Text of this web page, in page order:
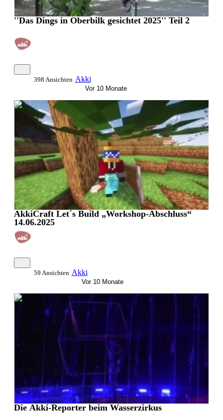
''Das Dings in Oberbilk gesichtet 2025'' Teil 2
398 Ansichten Akki
Vor 10 Monate
0:03:58
AkkiCraft Let´s Build „Workshop-Abschluss“
14.06.2025
59 Ansichten Akki
Vor 10 Monate
0:06:43
Die Akki-Reporter beim Wasserzirkus